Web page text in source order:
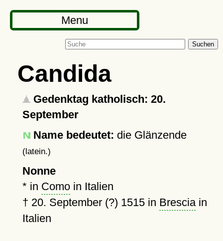
Menu
Suchen
Candida
Gedenktag katholisch: 20.
September
Name bedeutet: die Glänzende
(latein.)
Nonne
* in Comoin Italien
† 20. September (?) 1515in Bresciain
Italien